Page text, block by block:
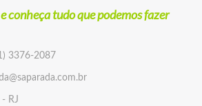
conheça tudo que podemos fazer
3376-2087
RJ